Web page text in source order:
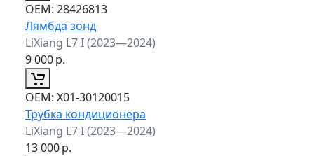
ОЕМ: 28426813
Лямбда зонд
LiXiang L7 I (2023—2024)
9 000р.
ОЕМ: X01-30120015
Трубка кондиционера
LiXiang L7 I (2023—2024)
13 000р.